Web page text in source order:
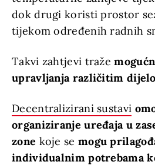
dok drugi koristi prostor
tijekom određenih radnih
Takvi zahtjevi traže
upravljanja različitim
Decentralizirani sustavi
organiziranje uređaja u
zone koje se mogu
individualnim potrebama